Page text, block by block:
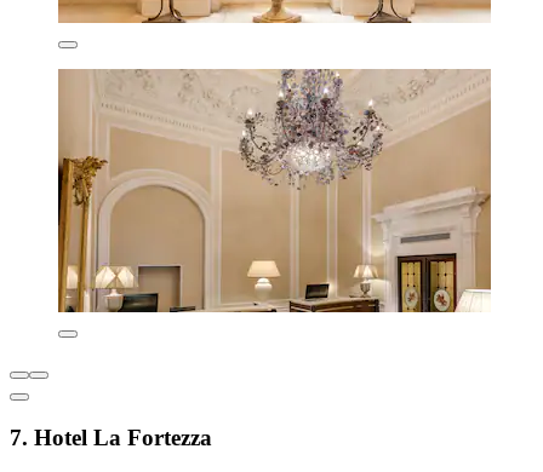
7. Hotel La Fortezza